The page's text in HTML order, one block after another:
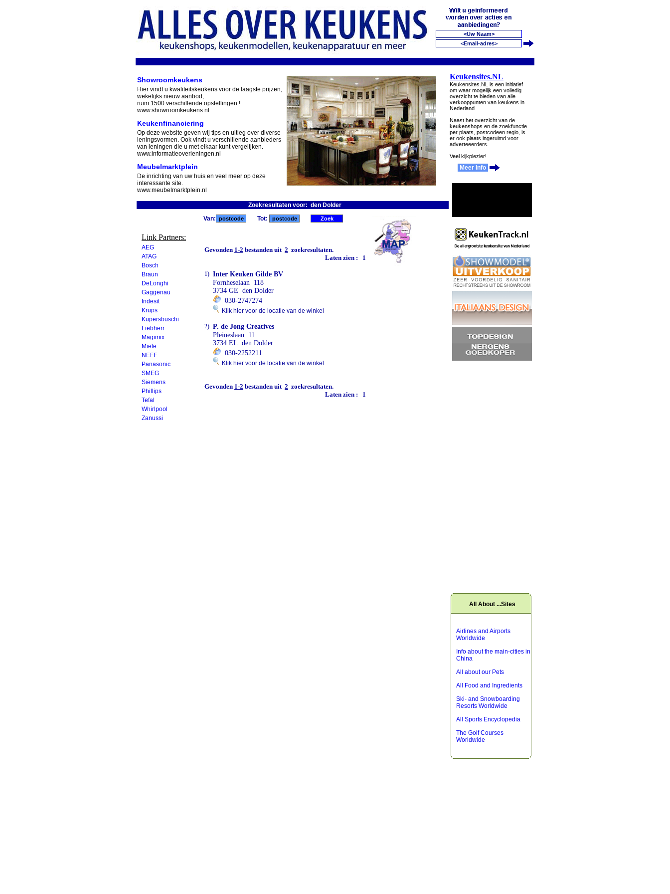
Showroomkeukens
Hier vindt u kwaliteitskeukens voor de laagste prijzen,
wekelijks nieuw aanbod,
ruim 1500 verschillende opstellingen !
www.showroomkeukens.nl
Keukenfinanciering
Op deze website geven wij tips en uitleg over diverse
leningsvormen. Ook vindt u verschillende aanbieders
van leningen die u met elkaar kunt vergelijken.
www.informatieoverleningen.nl
Meubelmarktplein
De inrichting van uw huis en veel meer op deze
interessante site.
www.meubelmarktplein.nl
Zoekresultaten voor: den Dolder
Link Partners:
AEG
ATAG
Bosch
Braun
DeLonghi
Gaggenau
Indesit
Krups
Kupersbuschi
Liebherr
Magimix
Miele
NEFF
Panasonic
SMEG
Siemens
Phillips
Tefal
Whirlpool
Zanussi
Van: Tot:
Gevonden 1-2 bestanden uit 2 zoekresultaten.
Laten zien :
1
1) Inter Keuken Gilde BV
Fornheselaan 118
3734 GE den Dolder
030-2747274
Klik hier voor de locatie van de winkel
2) P. de Jong Creatives
Pleineslaan 11
3734 EL den Dolder
030-2252211
Klik hier voor de locatie van de winkel
Gevonden 1-2 bestanden uit 2 zoekresultaten.
Laten zien :
1
Keukensites.NL
Keukensites.NL is een initiatief
om waar mogelijk een volledig
overzicht te bieden van alle
verkooppunten van keukens in
Nederland.
Naast het overzicht van de
keukenshops en de zoekfunctie
per plaats, postcodeen regio, is
er ook plaats ingeruimd voor
adverteeerders.
Veel kijkplezier!
Meer Info
All About ...Sites
Airlines and Airports
Worldwide
Info about the main-cities in
China
All about our Pets
All Food and Ingredients
Ski- and Snowboarding
Resorts Worldwide
All Sports Encyclopedia
The Golf Courses
Worldwide